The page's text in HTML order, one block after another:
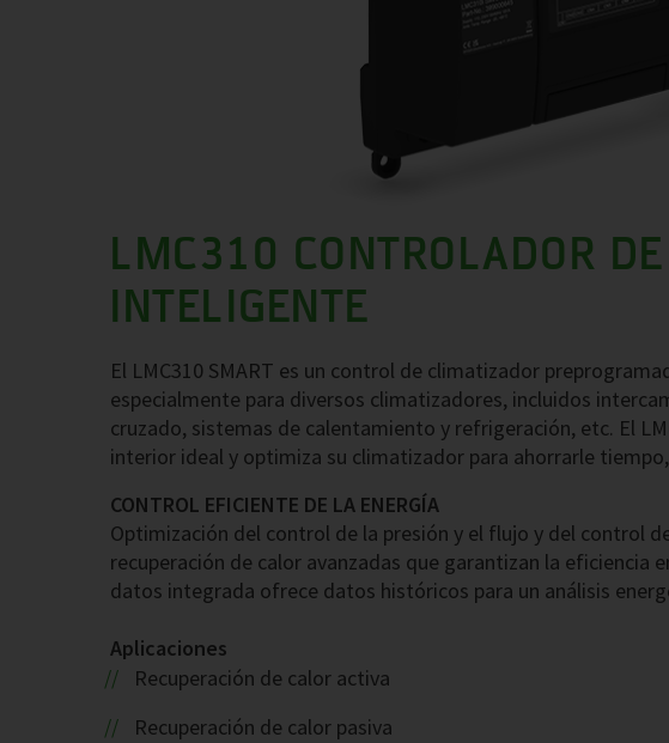
LMC310 CONTROLADOR
INTELIGENTE
El LMC310 SMART es un control de climatizador
especialmente para diversos climatizadores, incluidos
cruzado, sistemas de calentamiento y refrigeración, etc. El
interior ideal y optimiza su climatizador para ahorrarle
CONTROL EFICIENTE DE LA ENERGÍA
Optimización del control de la presión y el flujo y del control
recuperación de calor avanzadas que garantizan la eficiencia
datos integrada ofrece datos históricos para un análisis
Aplicaciones
Recuperación de calor activa
Recuperación de calor pasiva